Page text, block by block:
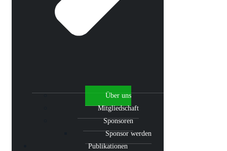
Über uns
Mitgliedschaft
Sponsoren
Sponsor werden
Publikationen